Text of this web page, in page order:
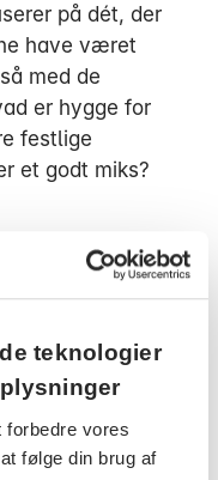
teknologier
forbedre vores
følge din brug af
på dét, der
have været
med de
er hygge for
festlige
et godt miks?
ved at have styr
grundlag for alt
med fordel
og
oxytocin og